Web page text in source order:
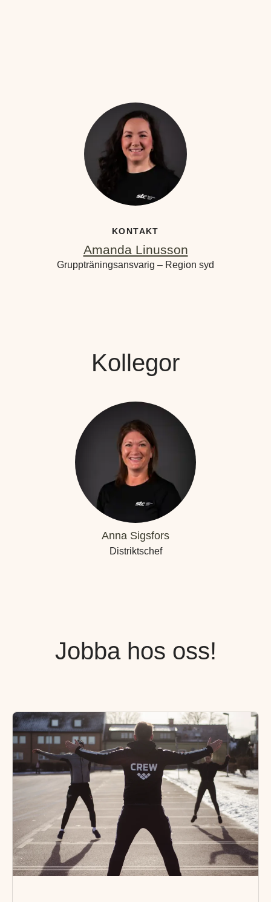
KONTAKT
Amanda Linusson
Gruppträningsansvarig – Region syd
Kollegor
Anna Sigsfors
Distriktschef
Jobba hos oss!